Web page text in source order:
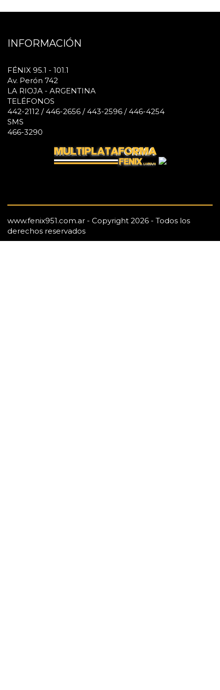
INFORMACIÓN
FÉNIX 95.1 - 101.1
Av. Perón 742
LA RIOJA - ARGENTINA
TELÉFONOS
442-2112 / 446-2656 / 443-2596 / 446-4254
SMS
466-3290
www.fenix951.com.ar - Copyright 2026 - Todos los
derechos reservados